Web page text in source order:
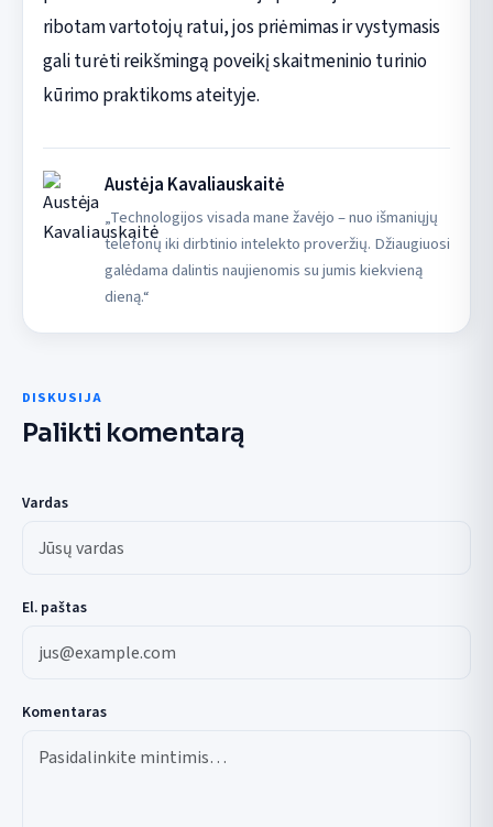
ribotam vartotojų ratui, jos priėmimas ir vystymasis
gali turėti reikšmingą poveikį skaitmeninio turinio
kūrimo praktikoms ateityje.
Austėja Kavaliauskaitė
„Technologijos visada mane žavėjo – nuo išmaniųjų
telefonų iki dirbtinio intelekto proveržių. Džiaugiuosi
galėdama dalintis naujienomis su jumis kiekvieną
dieną.“
DISKUSIJA
Palikti komentarą
Vardas
El. paštas
Komentaras